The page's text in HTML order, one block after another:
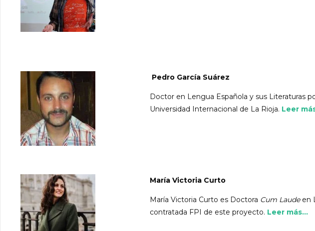
​Pedro García Suárez
Doctor en Lengua Española y sus Literaturas
Universidad Internacional de La Rioja. Leer
María Victoria Curto
María Victoria Curto es Doctora Cum Laudeen
contratada FPI de este proyecto. Leer más...